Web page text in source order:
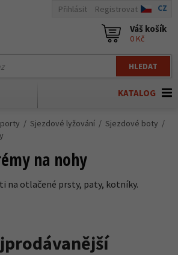
HLEDAT
Přihlásit Registrovat CZ
Váš košík
0 Kč
KATALOG
Sjezdové lyžování
Sjezdové boty
na nohy
na otlačené prsty, paty, kotníky.